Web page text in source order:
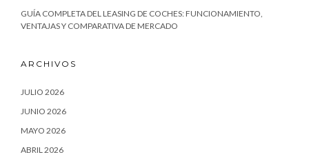
GUÍA COMPLETA DEL LEASING DE COCHES: FUNCIONAMIENTO,
VENTAJAS Y COMPARATIVA DE MERCADO
ARCHIVOS
JULIO 2026
JUNIO 2026
MAYO 2026
ABRIL 2026